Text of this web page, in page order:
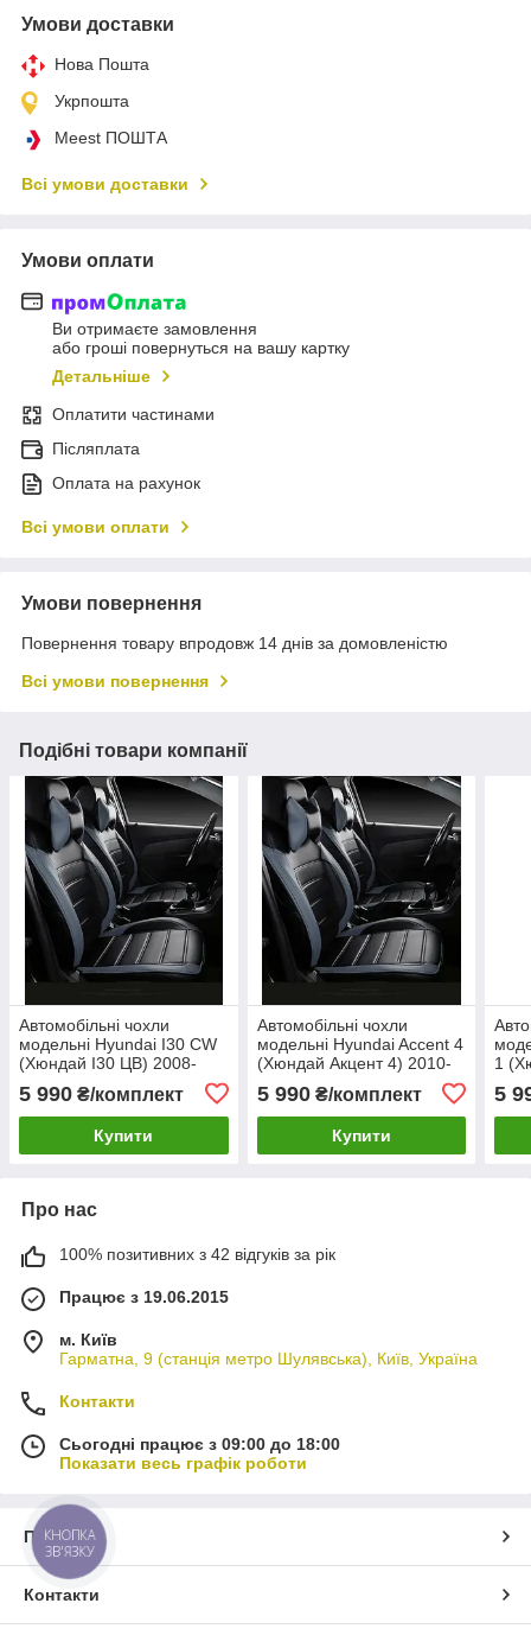
Умови доставки
Нова Пошта
Укрпошта
Meest ПОШТА
Всі умови доставки
Умови оплати
Ви отримаєте замовлення
або гроші повернуться на вашу картку
Детальніше
Оплатити частинами
Післяплата
Оплата на рахунок
Всі умови оплати
Умови повернення
Повернення товару впродовж 14 днів за домовленістю
Всі умови повернення
Подібні товари компанії
Автомобільні чохли
модельні Hyundai I30 CW
(Хюндай І30 ЦВ) 2008-
універсал
5 990 ₴/комплект
Купити
Автомобільні чохли
модельні Hyundai Accent 4
(Хюндай Акцент 4) 2010-
5 990₴/комплект
Купити
1
5
Про нас
100% позитивних з 42 відгуків за рік
Працює з 19.06.2015
м. Київ
Гарматна, 9 (станція метро Шулявська), Київ, Україна
Контакти
Сьогодні працює з 09:00 до 18:00
Показати весь графік роботи
Про нас
Контакти
КНОПКА
ЗВ'ЯЗКУ